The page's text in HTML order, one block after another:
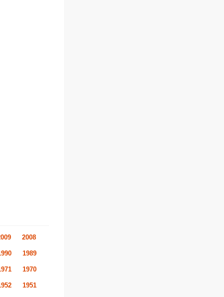
2008
1989
1970
1951